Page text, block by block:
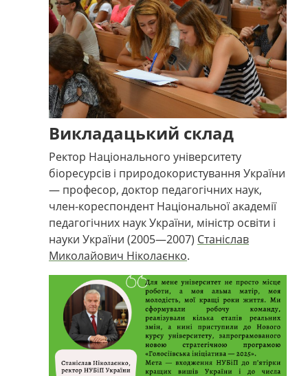
Викладацький склад
Ректор Національного університету
біоресурсів і природокористування України
— професор, доктор педагогічних наук,
член-кореспондент Національної академії
педагогічних наук України, міністр освіти і
науки України (2005—2007) Станіслав
Миколайович Ніколаєнко.